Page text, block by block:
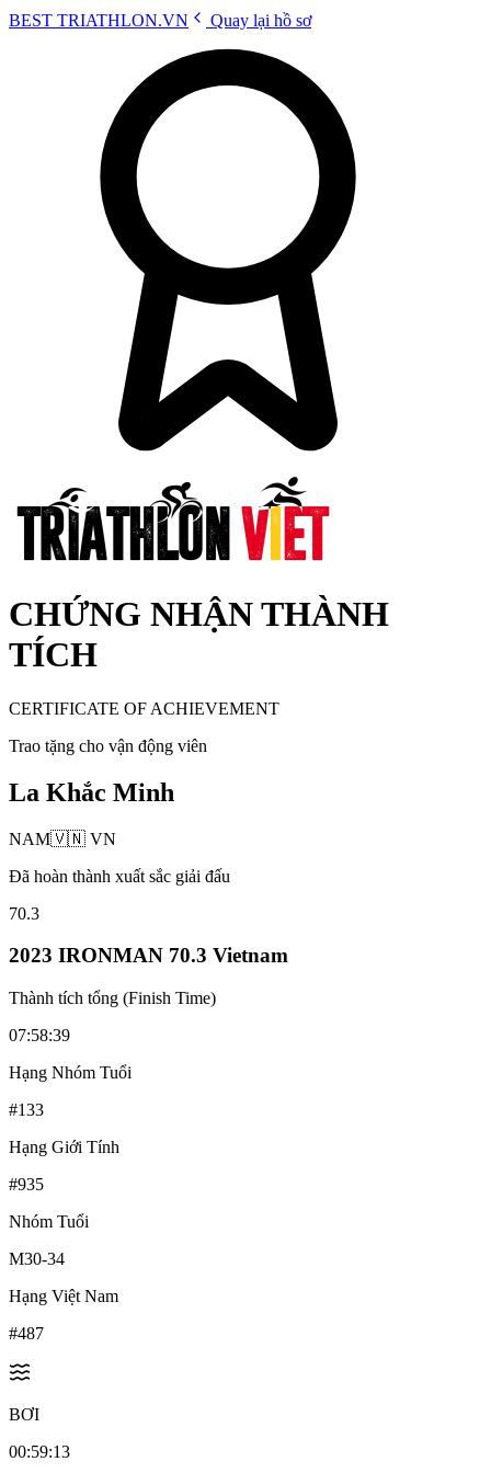
BEST TRIATHLON.VN Quay lại hồ sơ
CHỨNG NHẬN THÀNH
TÍCH
CERTIFICATE OF ACHIEVEMENT
Trao tặng cho vận động viên
La Khắc Minh
NAM🇻🇳 VN
Đã hoàn thành xuất sắc giải đấu
70.3
2023 IRONMAN 70.3 Vietnam
Thành tích tổng (Finish Time)
07:58:39
Hạng Nhóm Tuổi
#133
Hạng Giới Tính
#935
Nhóm Tuổi
M30-34
Hạng Việt Nam
#487
BƠI
00:59:13